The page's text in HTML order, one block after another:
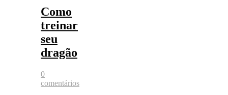
Como
treinar
seu
dragão
0
comentários